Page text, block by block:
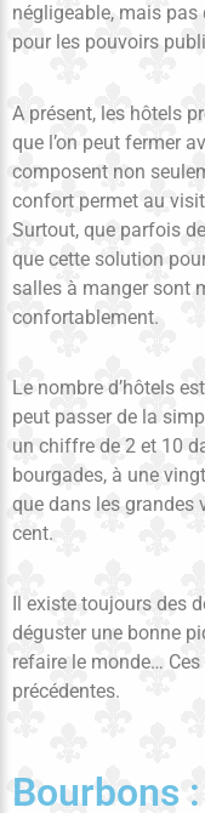
négligeable, mais
pour les pouvoirs
A présent, les hôtels
que l’on peut fermer
composent non
confort permet au
Surtout, que parfois
que cette solution
salles à manger sont
confortablement.
Le nombre d’hôtels
peut passer de la
un chiffre de 2 et 10
bourgades, à une
que dans les grandes
cent.
Il existe toujours des
déguster une bonne
refaire le monde…
précédentes.
Bourbons